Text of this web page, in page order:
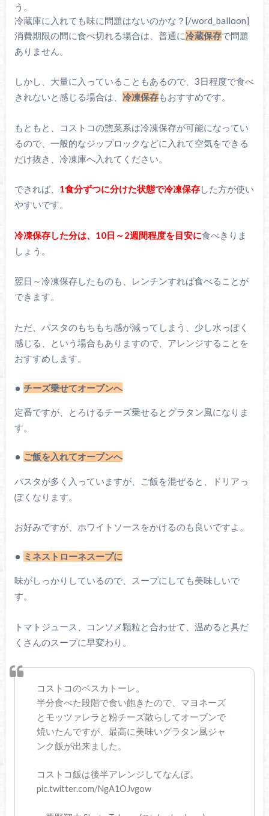
う。
冷蔵庫に入れても味に問題はないのかな？[/word_balloon]
消費期限の間に食べ切れる場合は、普通に冷蔵保存で問題
ありません。
しかし、大量に入っていることもあるので、3日程度で食べ
きれないと感じる場合は、 冷凍保存もおすすめです。
もともと、コストコの惣菜系は冷凍保存が可能になってい
るので、一般的なジップロックなどに入れて空気をできる
だけ抜き、冷凍庫へ入れてください。
できれば、 1食分ずつに分けた状態で冷凍保存した方が使い
やすいです。
冷凍保存した分は、10日～2週間程度を目安に食べきりま
しょう。
翌日～冷凍保存したものも、レンチンすれば食べることが
できます。
ただ、パスタのもちもち感が減ってしまう、少し水っぽく
感じる、という場合もありますので、アレンジすることを
おすすめします。
チーズ乗せてオーブンへ
定番ですが、とろけるチーズ乗せるとグラタン風になりま
す。
ご飯を入れてオーブンへ
パスタが多く入っていますが、ご飯を混ぜると、ドリアっ
ぽくなります。
お好みですが、ホワイトソースをかけるのも良いですよ。
ミネストローネスープに
味がしっかりしているので、スープにしても美味しいで
す。
トマトジュース、コンソメ顆粒と合わせて、温めると具だ
くさんのスープに早変わり。
コストコのペスカトーレ。
半分食べた段階で食い飽きたので、マヨネーズ
とモッツァレラと粉チーズ散らしてオーブンで
焼いたんですが、最高に美味いグラタン風ジャ
ンク飯が出来ました。
コストコ飯は後半アレンジしてなんぼ。
pic.twitter.com/NgA1OJvgow